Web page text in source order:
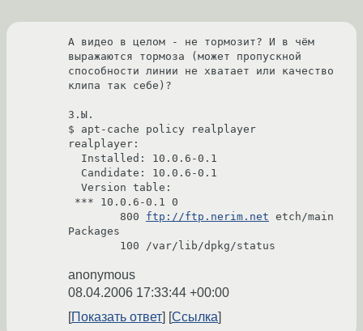
А видео в целом - не тормозит? И в чём
выражаются тормоза (может пропускной
способности линии не хватает или качество
клипа так себе)?
З.Ы.
$ apt-cache policy realplayer
realplayer:
        800
ftp://ftp.nerim.net etch/main
Packages
anonymous
08.04.2006 17:33:44 +00:00
Показать ответ
Ссылка